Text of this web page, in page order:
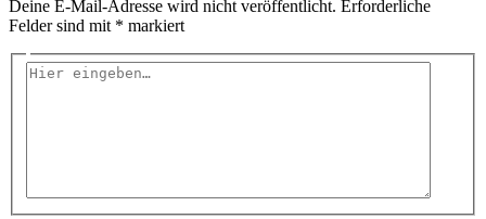
Deine E-Mail-Adresse wird nicht veröffentlicht. Erforderliche
Felder sind mit * markiert
Hier